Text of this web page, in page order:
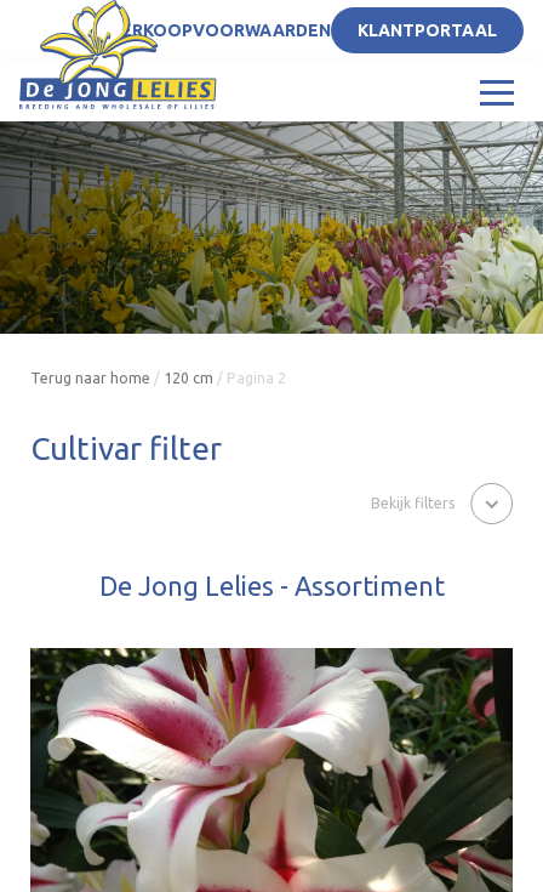
NLVERKOOPVOORWAARDEN KLANTPORTAAL
Terug naar home / 120 cm / Pagina 2
Cultivar filter
Bekijk filters
De Jong Lelies - Assortiment